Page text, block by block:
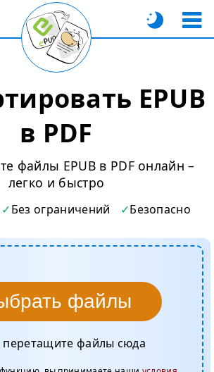
EPUB
в PDF
файлы EPUB в PDF онлайн –
легко и быстро
Без ограничений Безопасно
файлы
перетащите файлы сюда